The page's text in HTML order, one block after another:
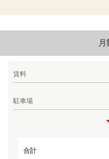
月
賃料
駐車場
合計